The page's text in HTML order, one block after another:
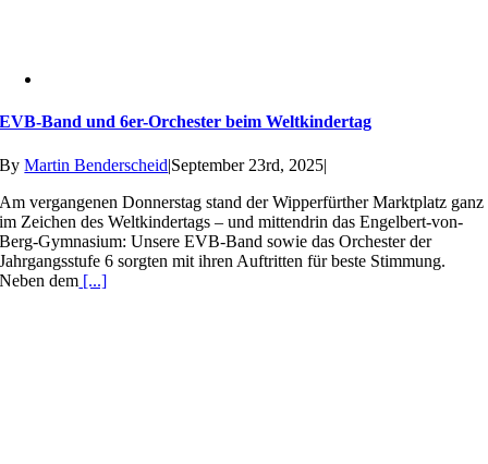
EVB-Band und 6er-Orchester beim Weltkindertag
ByMartin Benderscheid|September 23rd, 2025|
Am vergangenen Donnerstag stand der Wipperfürther Marktplatz ganz
im Zeichen des Weltkindertags – und mittendrin das Engelbert-von-
Berg-Gymnasium: Unsere EVB-Band sowie das Orchester der
Jahrgangsstufe 6 sorgten mit ihren Auftritten für beste Stimmung.
Neben dem [...]